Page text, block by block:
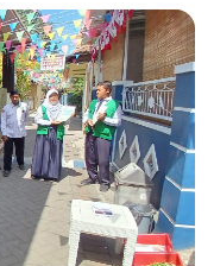
oleh Dinas
Kabupaten
Dinas Pendidikan
berharga ini
tanah air
A Gong, bersama